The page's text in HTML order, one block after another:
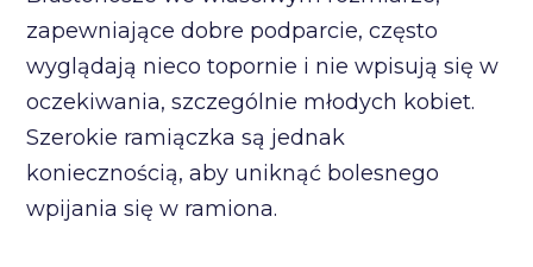
zapewniające dobre podparcie, często
wyglądają nieco topornie i nie wpisują się w
oczekiwania, szczególnie młodych kobiet.
Szerokie ramiączka są jednak
koniecznością, aby uniknąć bolesnego
wpijania się w ramiona.